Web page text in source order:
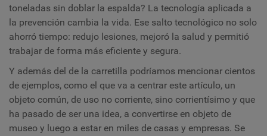
toneladas sin doblar la espalda? La tecnología aplicada a
la prevención cambia la vida. Ese salto tecnológico no solo
ahorró tiempo: redujo lesiones, mejoró la salud y permitió
trabajar de forma más eficiente y segura.
Y además del de la carretilla podríamos mencionar cientos
de ejemplos, como el que va a centrar este artículo, un
objeto común, de uso no corriente, sino corrientísimo y que
ha pasado de ser una idea, a convertirse en objeto de
museo y luego a estar en miles de casas y empresas. Se